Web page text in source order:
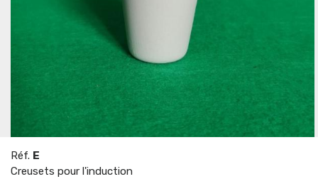
Réf. E
Creusets pour l'induction